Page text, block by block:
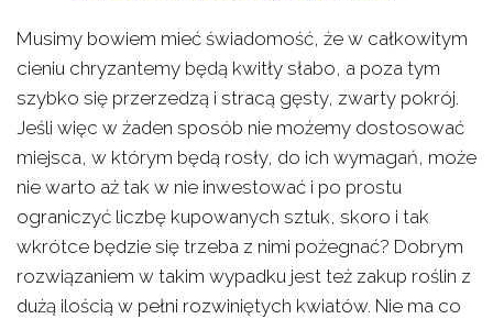
Musimy bowiem mieć świadomość, że w całkowitym
cieniu chryzantemy będą kwitły słabo, a poza tym
szybko się przerzedzą i stracą gęsty, zwarty pokrój.
Jeśli więc w żaden sposób nie możemy dostosować
miejsca, w którym będą rosły, do ich wymagań, może
nie warto aż tak w nie inwestować i po prostu
ograniczyć liczbę kupowanych sztuk, skoro i tak
wkrótce będzie się trzeba z nimi pożegnać? Dobrym
rozwiązaniem w takim wypadku jest też zakup roślin z
dużą ilością w pełni rozwiniętych kwiatów. Nie ma co